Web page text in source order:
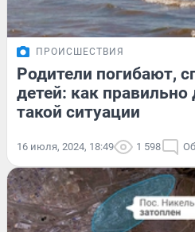
ПРОИСШЕСТВИЯ
Родители погибают,
детей: как правильно
такой ситуации
16 июля, 2024, 18:49 1 598